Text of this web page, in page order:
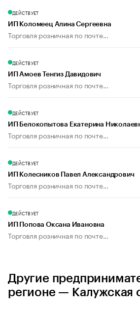
ДЕЙСТВУЕТ
ИП Коломеец Алина Сергеевна
Торговля розничная по почте...
ДЕЙСТВУЕТ
ИП Амоев Тенгиз Давидович
Торговля розничная по почте...
ДЕЙСТВУЕТ
ИП Белокопытова Екатерина
Торговля розничная по почте...
ДЕЙСТВУЕТ
ИП Колесников Павел Александрович
Торговля розничная по почте...
ДЕЙСТВУЕТ
ИП Попова Оксана Ивановна
Торговля розничная по почте...
Другие
регионе — Калужская